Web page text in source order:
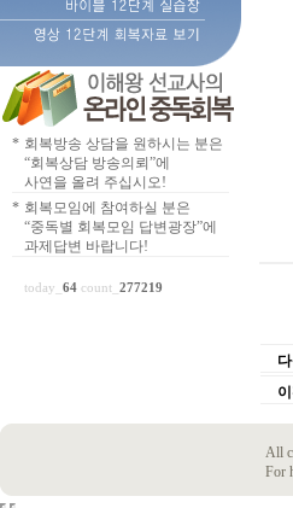
* 회복방송 상담을 원하시는 분은
“회복상담 방송의뢰”에
사연을 올려 주십시오!
* 회복모임에 참여하실 분은
“중독별 회복모임 답변광장”에
과제답변 바랍니다!
today_ 64 count_ 277219
All
For